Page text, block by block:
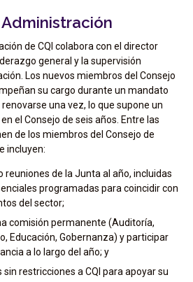
de CQI colabora con el director
general y la supervisión
Los nuevos miembros del Consejo
su cargo durante un mandato
una vez, lo que supone un
el Consejo de seis años. Entre las
de los miembros del Consejo de
incluyen:
reuniones de la Junta al año, incluidas
programadas para coincidir con
del sector;
comisión permanente (Auditoría,
Educación, Gobernanza) y participar
a lo largo del año; y
sin restricciones a CQI para apoyar su